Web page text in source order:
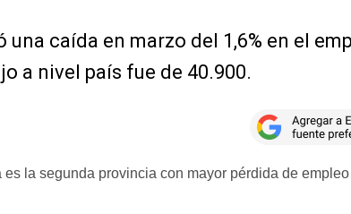
caída en marzo del 1,6% en el
a nivel país fue de 40.900.